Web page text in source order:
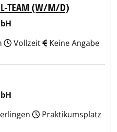
TEAM (W/M/D)
Vollzeit Keine Angabe
Praktikumsplatz